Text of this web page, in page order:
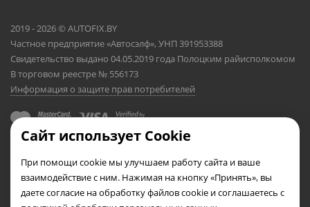
2019 - 2026 © AUTOFIX.BY
Частное предприятие «Автосэлф», УНП 391953388
Свидетельство выдано 04.05.2019 года Полоцким райисполкомом
В торговом реестре № 556173
Информация о защите прав потребителей
Сайт использует Cookie
При помощи cookie мы улучшаем работу сайта и ваше
взаимодействие с ним. Нажимая на кнопку «Принять», вы
даете согласие на обработку файлов cookie и соглашаетесь с